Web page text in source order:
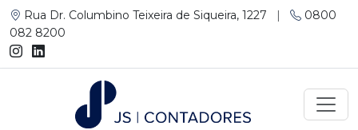
Rua Dr. Columbino Teixeira de Siqueira, 1227 |
0800
082 8200